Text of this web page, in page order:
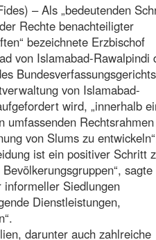
– Als „bedeutenden
Rechte benachteiligter
bezeichnete Erzbischof
von Islamabad-Rawalpindi
von Islamabad-
wird, „innerhalb
umfassenden
von Slums zu
ist ein positiver Schritt
sagte
informeller Siedlungen
Dienstleistungen,
darunter auch zahlreiche